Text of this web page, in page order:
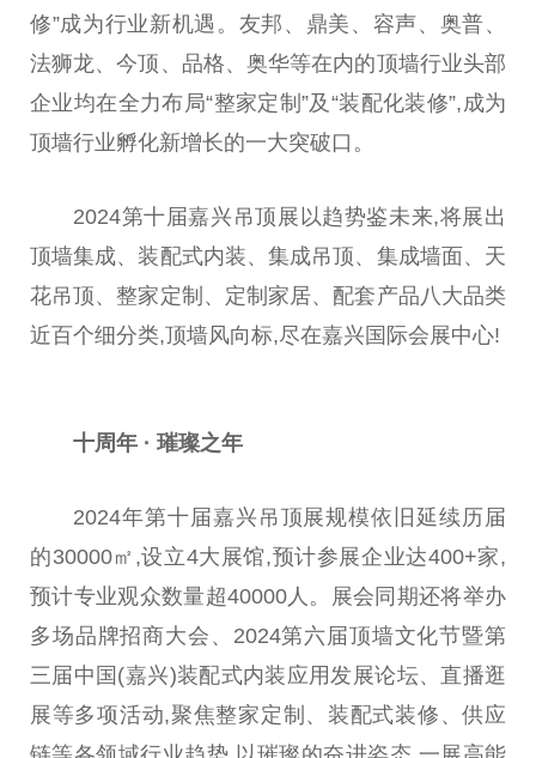
修”成为行业新机遇。友邦、鼎美、容声、奥普、
法狮龙、今顶、品格、奥华等在内的顶墙行业头部
企业均在全力布局“整家定制”及“装配化装修”,成为
顶墙行业孵化新增长的一大突破口。
2024第十届嘉兴吊顶展以趋势鉴未来,将展出
顶墙集成、装配式内装、集成吊顶、集成墙面、天
花吊顶、整家定制、定制家居、配套产品八大品类
近百个细分类,顶墙风向标,尽在嘉兴国际会展中心!
十周年 · 璀璨之年
2024年第十届嘉兴吊顶展规模依旧延续历届
的30000㎡,设立4大展馆,预计参展企业达400+家,
预计专业观众数量超40000人。展会同期还将举办
多场品牌招商大会、2024第六届顶墙文化节暨第
三届中国 (嘉兴)装配式内装应用发展论坛、直播逛
展等多项活动,聚焦整家定制、装配式装修、供应